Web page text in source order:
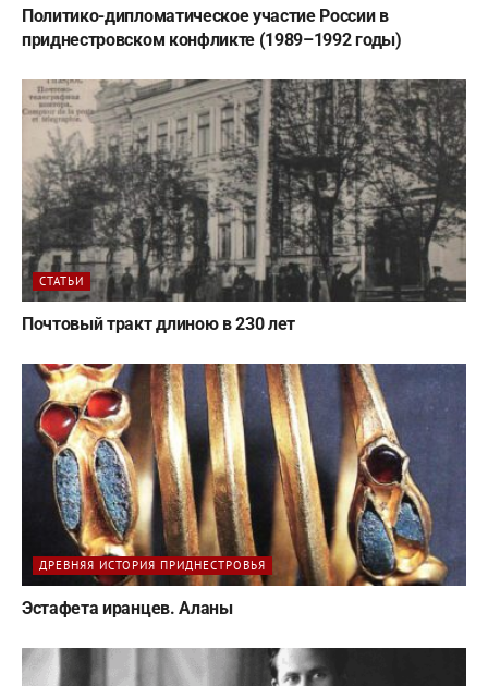
Политико-дипломатическое участие России в
приднестровском конфликте (1989–1992 годы)
СТАТЬИ
Почтовый тракт длиною в 230 лет
ДРЕВНЯЯ ИСТОРИЯ ПРИДНЕСТРОВЬЯ
Эстафета иранцев. Аланы